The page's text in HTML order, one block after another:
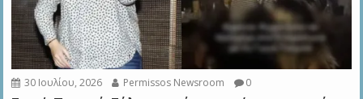
30 Ιουλίου, 2026 Permissos Newsroom 0